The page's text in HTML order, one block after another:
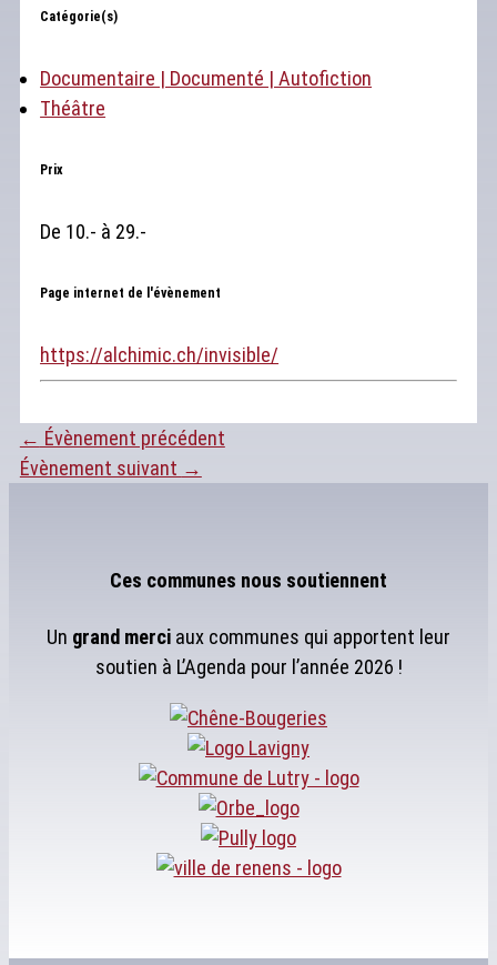
Catégorie(s)
Documentaire | Documenté | Autofiction
Théâtre
Prix
De 10.- à 29.-
Page internet de l'évènement
https://alchimic.ch/invisible/
← Évènement précédent
Évènement suivant →
Ces communes nous soutiennent
Un grand merci aux communes qui apportent leur
soutien à L’Agenda pour l’année 2026 !